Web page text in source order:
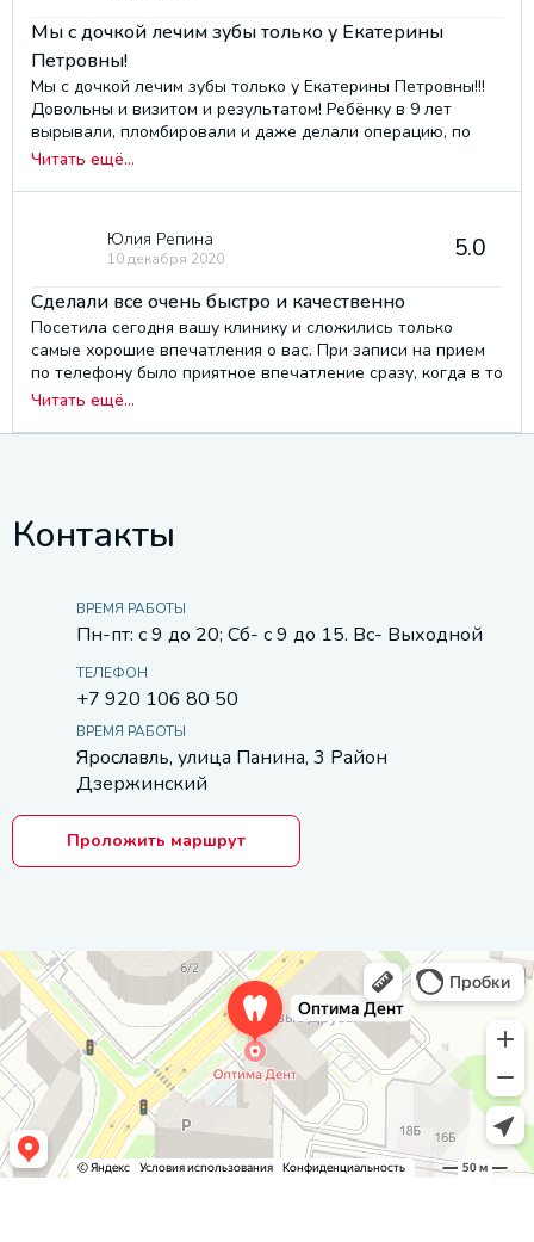
Мы с дочкой лечим зубы только у Екатерины
Петровны!
Мы с дочкой лечим зубы только у Екатерины Петровны!!!
Довольны и визитом и результатом! Ребёнку в 9 лет
вырывали, пломбировали и даже делали операцию, по
удалению узбечки между зубов. Теперь зубки ровные и
доброжелательный, никогда здесь не будут навяливать
клиниках. Екатерину Петровну всем рекомендую, как
взрослым, так и детям!!!
Читать ещё...
Юлия Репина
10 декабря 2020 5.0
Сделали все очень быстро и качественно
Посетила сегодня вашу клинику и сложились только
самые хорошие впечатления о вас. При записи на прием
по телефону было приятное впечатление сразу, когда в то
же время до вас я обращалась в другие клиники и по
стороны сотрудника. В самой клинике очень приветливый
ниже, чем в других местах. Очень советую и в
дальнейшем буду обращаться только сюда)
Читать ещё...
Оптима Дент
Стоматологическая клиника в Ярославле
Контакты
ВРЕМЯ РАБОТЫ
Пн-пт: с 9 до 20; Сб- с 9 до 15. Вс- Выходной
ТЕЛЕФОН
+7 920 106 80 50
ВРЕМЯ РАБОТЫ
Ярославль, улица Панина, 3 Район
Дзержинский
Проложить маршрут